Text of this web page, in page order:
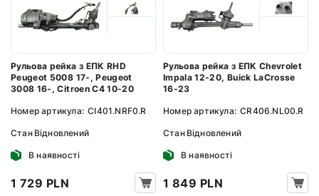
Рульова рейка з ЕПК RHD
Peugeot 5008 17-, Peugeot
3008 16-, Citroen C4 10-20
Номер артикула: CI401.NRF0.R
Стан Відновлений
В наявності
1 729 PLN
Рульова рейка з ЕПК Chevrolet
Impala 12-20, Buick LaCrosse
16-23
Номер артикула: CR406.NL00.R
Стан Відновлений
В наявності
1 849 PLN